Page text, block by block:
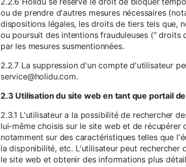
ou de prendre d'autres mesures nécessaires
dispositions légales, les droits de tiers tels que,
ou poursuit des intentions frauduleuses ("
par les mesures susmentionnées.
2.2.7 La suppression d'un compte d'utilisateur
service@holidu.com.
2.3 Utilisation du site web en tant que portail
2.3.1 L'utilisateur a la possibilité de rechercher
lui-même choisis sur le site web et de
notamment sur des caractéristiques telles que
la disponibilité, etc. L'utilisateur peut rechercher
le site web et obtenir des informations plus